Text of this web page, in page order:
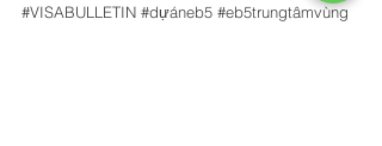
#VISABULLETIN #dựáneb5 #eb5trungtâmvùng